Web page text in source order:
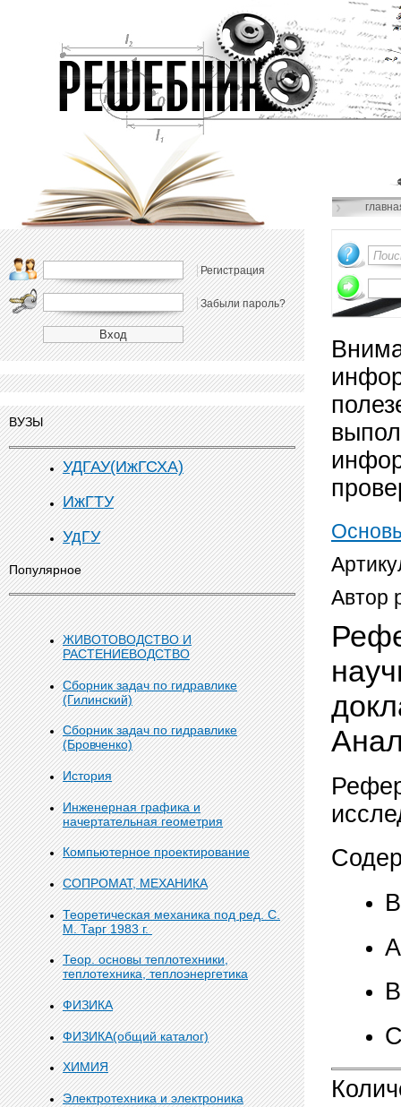
Регистрация
Забыли пароль?
ВУЗЫ
УДГАУ(ИжГСХА)
ИжГТУ
УдГУ
Популярное
ЖИВОТОВОДСТВО И
РАСТЕНИЕВОДСТВО
Сборник задач по гидравлике
(Гилинский)
Сборник задач по гидравлике
(Бровченко)
История
Инженерная графика и
начертательная геометрия
Компьютерное проектирование
СОПРОМАТ, МЕХАНИКА
Теоретическая механика под ред. С.
М. Тарг 1983 г.
Теор. основы теплотехники,
теплотехника, теплоэнергетика
ФИЗИКА
ФИЗИКА(общий каталог)
ХИМИЯ
Электротехника и электроника
Автор